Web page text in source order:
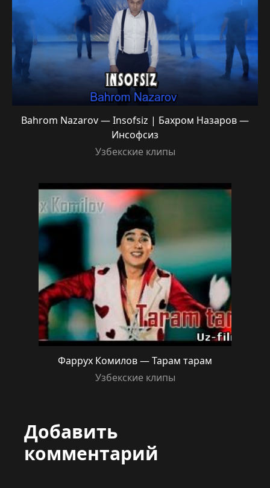
Bahrom Nazarov — Insofsiz | Бахром Назаров —
Инсофсиз
Узбекские клипы
Фаррух Комилов — Тарам тарам
Узбекские клипы
Добавить
комментарий